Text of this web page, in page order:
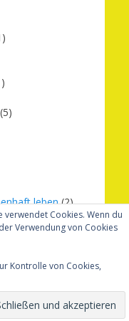
(5)
leben(2)
verwendet Cookies. Wenn du
Verwendung von Cookies
Kontrolle von Cookies,
erfüllt leben. Alle